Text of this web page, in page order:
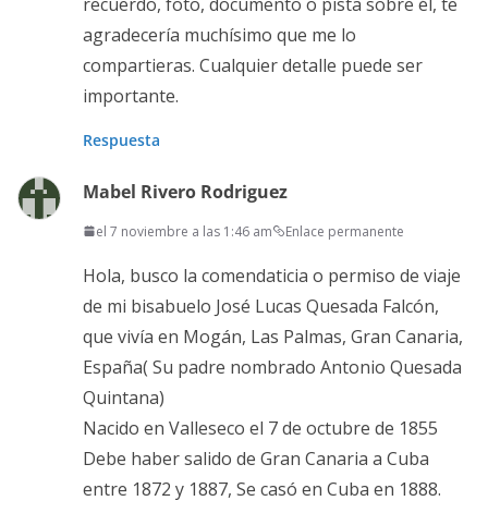
agradecería muchísimo que me lo
compartieras. Cualquier detalle puede ser
importante.
Respuesta
Mabel Rivero Rodriguez
el 7 noviembre a las 1:46 am Enlace permanente
Hola, busco la comendaticia o permiso de viaje
de mi bisabuelo José Lucas Quesada Falcón,
que vivía en Mogán, Las Palmas, Gran Canaria,
España( Su padre nombrado Antonio Quesada
Quintana)
Nacido en Valleseco el 7 de octubre de 1855
Debe haber salido de Gran Canaria a Cuba
entre 1872 y 1887, Se casó en Cuba en 1888.